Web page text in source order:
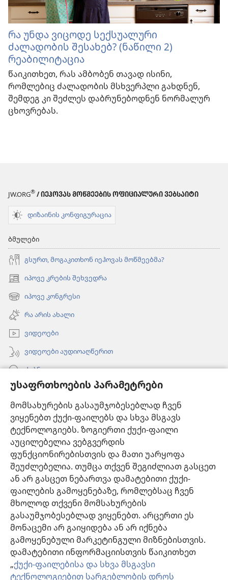
უსაფრთხოების პარამეტრები
მომსახურების გასაუმჯობესებლად ჩვენ
ვიყენებთ ქუქი-ფაილებს და სხვა მსგავს
ტექნოლოგიებს. ზოგიერთი ქუქი-ფაილი
აუცილებელია ვებგვერდის
ფუნქციონირებისთვის და მათი უარყოფა
შეუძლებელია. თუმცა თქვენ შეგიძლიათ გასცეთ
ან არ გასცეთ ნებართვა დამატებითი ქუქი-
ფაილების გამოყენებაზე, რომლებსაც ჩვენ
მხოლოდ თქვენი მომსახურების
გასაუმჯობესებლად ვიყენებთ. არცერთი ეს
მონაცემი არ გაიყიდება ან არ იქნება
გამოყენებული მარკეტინგული მიზნებისთვის.
დამატებითი ინფორმაციისთვის წაიკითხეთ
„ქუქი-ფაილებისა და სხვა მსგავსი
ტექნოლოგიებით სარგებლობის დროს
რა უნდა ვიცოდე სექსუალური
ძალადობის შესახებ? (ნაწილი 2)
რეაბილიტაცია
წაიკითხეთ, რას ამბობენ თავად ისინი,
რომლებიც ძალადობის მსხვერპლი გახდნენ,
შემდეგ კი შეძლეს დაბრუნებოდნენ ნორმალურ
ცხოვრებას.
JW.ORG® / ᲘᲔᲰᲝᲕᲐᲡ ᲛᲝᲬᲛᲔᲔᲑᲘᲡ ᲝᲤᲘᲪᲘᲐᲚᲣᲠᲘ ᲕᲔᲑᲡᲐᲘᲢᲘ
დიზაინის კონფიგურაცია
ბმულები
გსურთ, მოგაკითხონ იეჰოვას მოწმეებმა?
იპოვე კრების შეხვედრა
(გაიხსნება
ახალი
ფანჯარა)
იპოვე კონგრესი
(გაიხსნება
ახალი
ფანჯარა)
რა არის ახალი
ვიდეოები
ვიდეოები აუდიოაღწერით
ძებნა
ინფორმაცია ექიმებისთვის
ინფორმაცია ოფიციალური პირებისთვის
დახმარება
შესაწირავები
(გაიხსნება
ახალი
ფანჯარა)საგუშაგო კოშკის ონლაინ ბიბლიოთეკა™
(გაიხსნება
ახალი
ფანჯარა)JW Hub
(გაიხსნება
ახალი
ფანჯარა)JW ბიბლიოთეკა
„საგუშაგო კოშკის ბიბლიოთეკა“